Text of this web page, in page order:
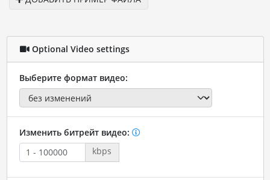
Optional Video settings
Выберите формат видео:
Изменить битрейт видео:
kbps